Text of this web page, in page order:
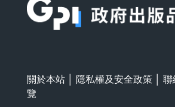
關於本站 隱私權及安全政策 聯
覽